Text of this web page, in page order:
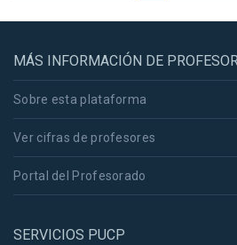
MÁS INFORMACIÓN DE
Sobre esta plataforma
Ver cifras de profesores
Portal del Profesorado
SERVICIOS PUCP